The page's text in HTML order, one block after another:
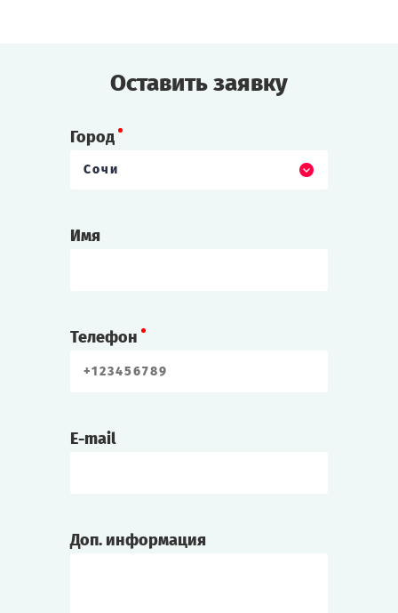
Оставить заявку
Город
Сочи
Имя
Телефон
E-mail
Доп. информация